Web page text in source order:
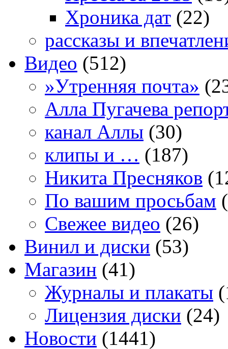
Хроника дат (22)
рассказы и
Видео (512)
»Утренняя почта»
Алла Пугачева
канал Аллы (30)
клипы и … (187)
Никита Пресняков
По вашим просьбам
Свежее видео (26)
Винил и диски (53)
Магазин (41)
Журналы и плакаты
Лицензия диски (24)
Новости (1441)